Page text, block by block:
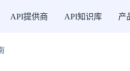
API提供商 API知识库 产